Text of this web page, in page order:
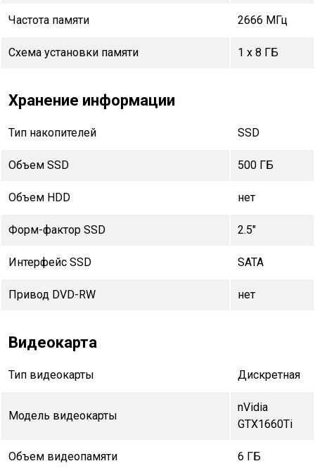
Частота памяти 2666 МГц
Схема установки памяти 1 x 8 ГБ
Хранение информации
Тип накопителей SSD
Объем SSD 500 ГБ
Объем HDD нет
Форм-фактор SSD 2.5"
Интерфейс SSD SATA
Привод DVD-RW нет
Видеокарта
Тип видеокарты Дискретная
Модель видеокарты
nVidia
GTX1660Ti
Объем видеопамяти 6 ГБ